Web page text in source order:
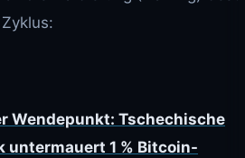
Wendepunkt: Tschechische
untermauert 1 % Bitcoin-